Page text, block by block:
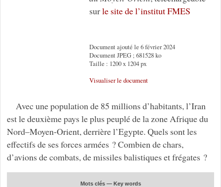
surle site de l’institut FMES
Document ajouté le 6 février 2024
Document JPEG ; 681528 ko
Taille : 1200 x 1204 px
Visualiser le document
Avec une population de 85 millions d’habitants, l’Iran
est le deuxième pays le plus peuplé de la zone Afrique du
Nord–Moyen-Orient, derrière l’Egypte. Quels sont les
effectifs de ses forces armées ? Combien de chars,
d’avions de combats, de missiles balistiques et frégates ?
Mots clés — Key words